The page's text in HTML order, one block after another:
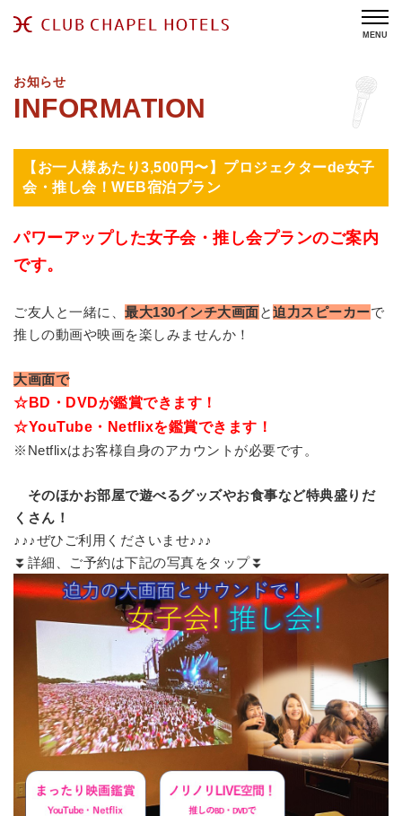
MENU
お知らせ
【お一人様あたり3,500円〜】プロジェクターde女子
会・推し会！WEB宿泊プラン
パワーアップした女子会・推し会プランのご案内
です。
ご友人と一緒に、 最大130インチ大画面と迫力スピーカーで
推しの動画や映画を楽しみませんか！
大画面で
☆BD・DVDが鑑賞できます！
☆YouTube・Netflixを鑑賞できます！
※Netflixはお客様自身のアカウントが必要です。
そのほかお部屋で遊べるグッズやお食事など特典盛りだ
くさん！
♪♪♪ぜひご利用くださいませ♪♪♪
⏬詳細、ご予約は下記の写真をタップ⏬